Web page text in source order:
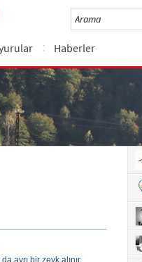
Haberler
ayrı bir zevk alınır.